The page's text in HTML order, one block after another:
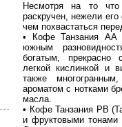
Несмотря на то
раскручен, нежели его
чем похвастаться
• Кофе Танзания АА
южным
богатым, прекрасно
легкой кислинкой и
также
ароматом с нотками
масла.
• Кофе Танзания РВ
и фруктовыми тонами